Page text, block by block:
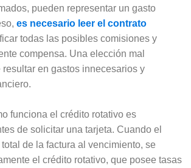
pueden representar un gasto
es necesario leer el contrato
todas las posibles comisiones y
compensa. Una elección mal
resultar en gastos innecesarios y
funciona el crédito rotativo es
de solicitar una tarjeta. Cuando el
de la factura al vencimiento, se
el crédito rotativo, que posee tasas